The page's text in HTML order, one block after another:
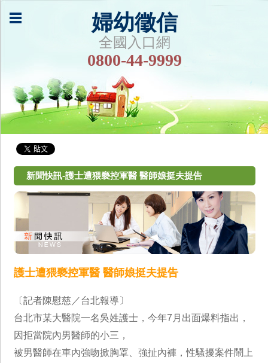
婦幼徵信
全國入口網
0800-44-9999
新聞快訊-護士遭猥褻控軍醫 醫師娘挺夫提告
護士遭猥褻控軍醫 醫師娘挺夫提告
〔記者陳慰慈／台北報導〕
台北市某大醫院一名吳姓護士，今年7月出面爆料指出，
因拒當院內男醫師的小三，
被男醫師在車內強吻掀胸罩、強扯內褲，性騷擾案件鬧上